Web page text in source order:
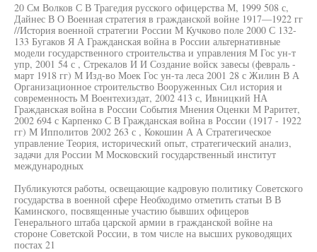
20 См Волков С В Трагедия русского офицерства М, 1999 508 с,
Дайнес В О Военная стратегия в гражданской войне 1917—1922 гг
//История военной стратегии России М Кучково поле 2000 С 132-
133 Бугаков Я А Гражданская война в России альтернативные
модели государственного строительства и управления М Гос ун-т
упр, 2001 54 с , Стрекалов И И Создание войск завесы (февраль -
март 1918 гг) М Изд-во Моек Гос ун-та леса 2001 28 с Жилин В А
Организационное строительство Вооруженных Сил история и
современность М Воентехиздат, 2002 413 с, Ивницкий НА
Гражданская война в России События Мнения Оценки М Раритет,
2002 694 с Карпенко С В Гражданская война в России (1917 - 1922
гг) М Ипполитов 2002 263 с , Кокошин А А Стратегическое
управление Теория, исторический опыт, стратегический анализ,
задачи для России М Московский государственный институт
международных
Публикуются работы, освещающие кадровую политику Советского
государства в военной сфере Необходимо отметить статьи В В
Каминского, посвященные участию бывших офицеров
Генерального штаба царской армии в гражданской войне на
стороне Советской России, в том числе на высших руководящих
постах 21